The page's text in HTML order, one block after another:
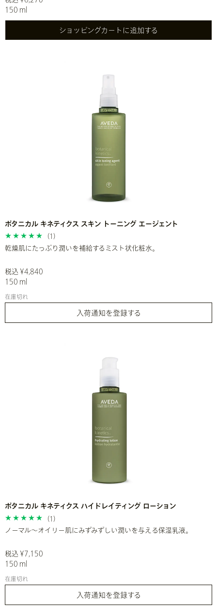
150 ml
ショッピングカートに追加する
ボタニカル キネティクス スキン トーニング エージェント
(1)
乾燥肌にたっぷり潤いを補給するミスト状化粧水。
税込 ¥4,840
150 ml
在庫切れ
入荷通知を登録する
ボタニカル キネティクス ハイドレイティング ローション
(1)
ノーマル～オイリー肌にみずみずしい潤いを与える保湿乳液。
税込 ¥7,150
150 ml
在庫切れ
入荷通知を登録する